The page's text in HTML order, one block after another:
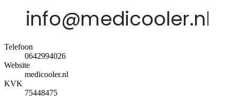
Telefoon
0642994026
Website
medicooler.nl
KVK
75448475